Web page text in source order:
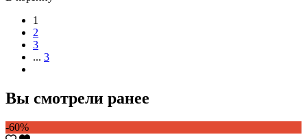
1
2
3
... 3
Вы смотрели ранее
-60%